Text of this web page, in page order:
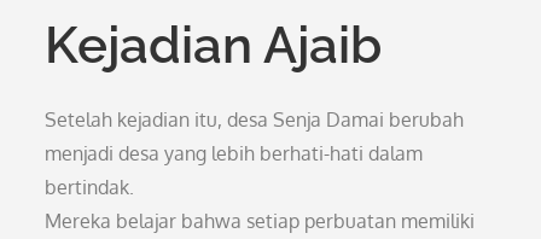
Kejadian Ajaib
Setelah kejadian itu, desa Senja Damai berubah
menjadi desa yang lebih berhati-hati dalam
bertindak.
Mereka belajar bahwa setiap perbuatan memiliki